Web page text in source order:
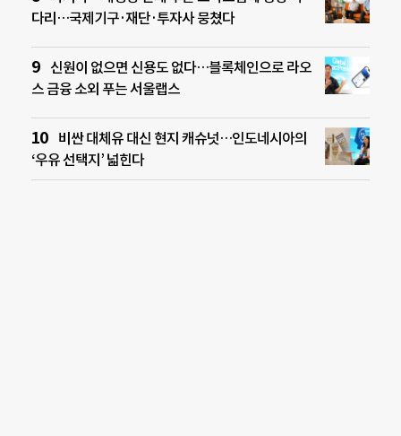
다리…국제기구·재단·투자사 뭉쳤다
신원이 없으면 신용도 없다…블록체인으로 라오
스 금융 소외 푸는 서울랩스
비싼 대체유 대신 현지 캐슈넛…인도네시아의
‘우유 선택지’ 넓힌다